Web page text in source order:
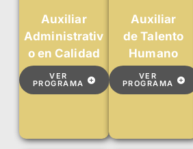
Auxiliar
Administrativ
o en Calidad
VER
PROGRAMA
Auxiliar
de Talento
Humano
VER
PROGRAMA